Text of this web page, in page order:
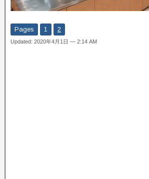
Pages 1 2
Updated: 2020年4月1日 — 2:14 AM